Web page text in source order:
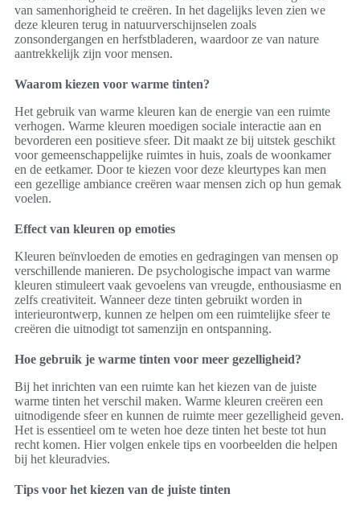
van samenhorigheid te creëren. In het dagelijks leven zien we
deze kleuren terug in natuurverschijnselen zoals
zonsondergangen en herfstbladeren, waardoor ze van nature
aantrekkelijk zijn voor mensen.
Waarom kiezen voor warme tinten?
Het gebruik van warme kleuren kan de energie van een ruimte
verhogen. Warme kleuren moedigen sociale interactie aan en
bevorderen een positieve sfeer. Dit maakt ze bij uitstek geschikt
voor gemeenschappelijke ruimtes in huis, zoals de woonkamer
en de eetkamer. Door te kiezen voor deze kleurtypes kan men
een gezellige ambiance creëren waar mensen zich op hun gemak
voelen.
Effect van kleuren op emoties
Kleuren beïnvloeden de emoties en gedragingen van mensen op
verschillende manieren. De psychologische impact van warme
kleuren stimuleert vaak gevoelens van vreugde, enthousiasme en
zelfs creativiteit. Wanneer deze tinten gebruikt worden in
interieurontwerp, kunnen ze helpen om een ruimtelijke sfeer te
creëren die uitnodigt tot samenzijn en ontspanning.
Hoe gebruik je warme tinten voor meer gezelligheid?
Bij het inrichten van een ruimte kan het kiezen van de juiste
warme tinten het verschil maken. Warme kleuren creëren een
uitnodigende sfeer en kunnen de ruimte meer gezelligheid geven.
Het is essentieel om te weten hoe deze tinten het beste tot hun
recht komen. Hier volgen enkele tips en voorbeelden die helpen
bij het kleuradvies.
Tips voor het kiezen van de juiste tinten